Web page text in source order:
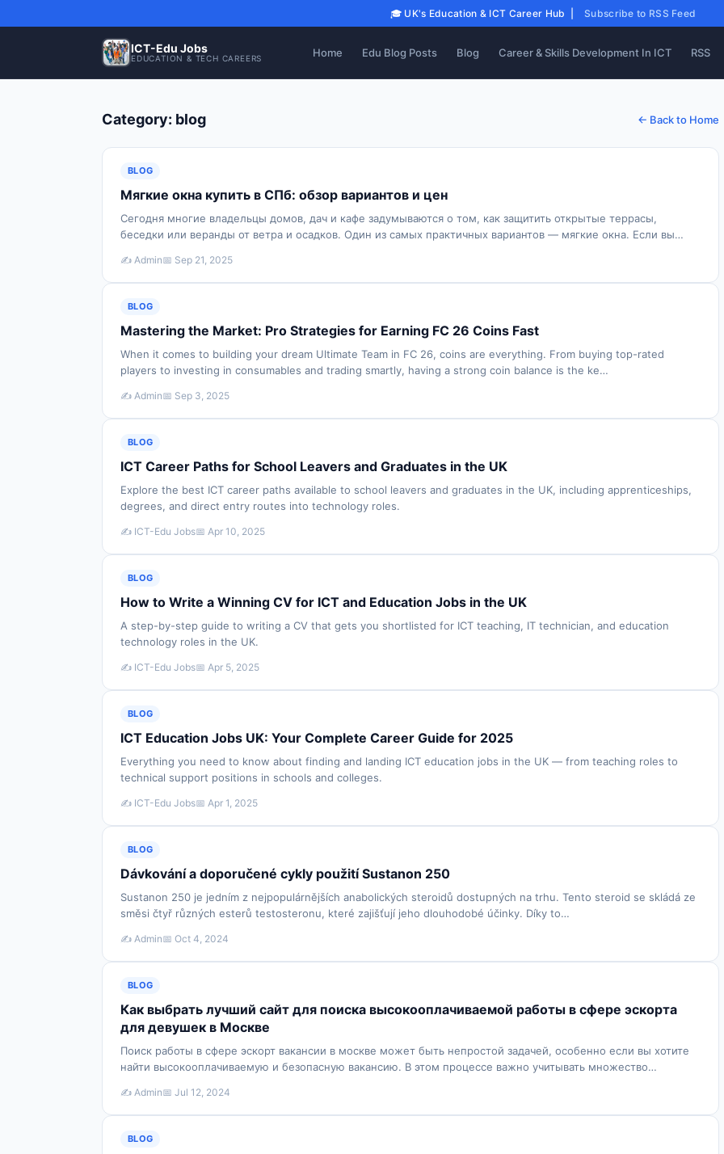
🎓 UK's Education & ICT Career Hub | Subscribe to RSS Feed
ICT-Edu Jobs
EDUCATION & TECH CAREERS Home Edu Blog Posts Blog Career & Skills Development In ICT RSS
Category: blog ← Back to Home
BLOG
Мягкие окна купить в СПб: обзор вариантов и цен
Сегодня многие владельцы домов, дач и кафе задумываются о том, как защитить открытые террасы,
беседки или веранды от ветра и осадков. Один из самых практичных вариантов — мягкие окна. Если вы
✍️ Admin📅 Sep 21, 2025
BLOG
Mastering the Market: Pro Strategies for Earning FC 26 Coins Fast
When it comes to building your dream Ultimate Team in FC 26, coins are everything. From buying top-rated
players to investing in consumables and trading smartly, having a strong coin balance is the ke…
✍️ Admin📅 Sep 3, 2025
BLOG
ICT Career Paths for School Leavers and Graduates in the UK
Explore the best ICT career paths available to school leavers and graduates in the UK, including apprenticeships,
degrees, and direct entry routes into technology roles.
✍️ ICT-Edu Jobs📅 Apr 10, 2025
BLOG
How to Write a Winning CV for ICT and Education Jobs in the UK
A step-by-step guide to writing a CV that gets you shortlisted for ICT teaching, IT technician, and education
technology roles in the UK.
✍️ ICT-Edu Jobs📅 Apr 5, 2025
BLOG
ICT Education Jobs UK: Your Complete Career Guide for 2025
Everything you need to know about finding and landing ICT education jobs in the UK — from teaching roles to
technical support positions in schools and colleges.
✍️ ICT-Edu Jobs📅 Apr 1, 2025
BLOG
Dávkování a doporučené cykly použití Sustanon 250
Sustanon 250 je jedním z nejpopulárnějších anabolických steroidů dostupných na trhu. Tento steroid se skládá ze
směsi čtyř různých esterů testosteronu, které zajišťují jeho dlouhodobé účinky. Díky to…
✍️ Admin📅 Oct 4, 2024
BLOG
Как выбрать лучший сайт для поиска высокооплачиваемой работы в сфере эскорта
для девушек в Москве
Поиск работы в сфере эскорт вакансии в москве может быть непростой задачей, особенно если вы хотите
найти высокооплачиваемую и безопасную вакансию. В этом процессе важно учитывать множество
✍️ Admin📅 Jul 12, 2024
BLOG